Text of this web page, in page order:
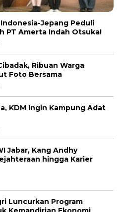
Jepang Peduli
PT Amerta Indah Otsuka!
Ribuan Warga
Foto Bersama
KDM Ingin Kampung Adat
Jabar, Kang Andhy
hingga Karier
Luncurkan Program